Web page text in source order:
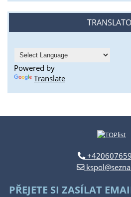
Powered by
Translate
PŘEJETE SI ZASÍLAT